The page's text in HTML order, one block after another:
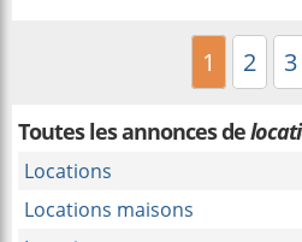
1 2 3
Toutes les annonces de
Locations
Locations maisons